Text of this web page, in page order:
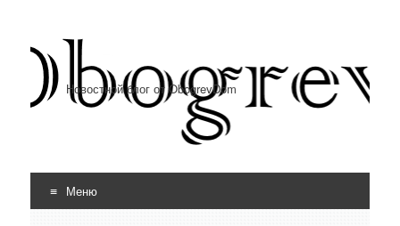
Новостной блог от ObogrevDom
Меню